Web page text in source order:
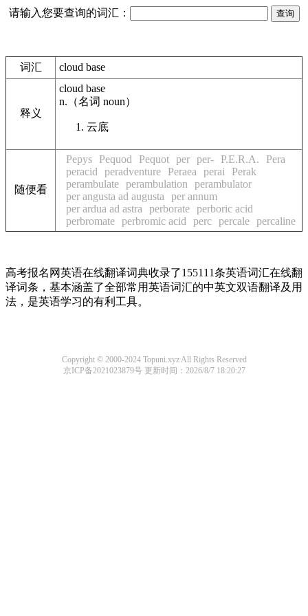
请输入您要查询的词汇：
词汇 cloud base
释义
cloud base
n. （名词 noun）
云底
随便看
Pepys Pequod Pequot per per- P.E.R.A.
Pera
peracid
peradventure Peraea perai
Perak
perambulate perambulation
perambulator
per angusta ad augusta
per annum
per ardua ad astra
perborate perboric acid
perbromate perbromic acid perc percale percaline
高考报名网英语在线翻译词典收录了155111条英语词汇在线翻
译词条，基本涵盖了全部常用英语词汇的中英文双语翻译及用
法，是英语学习的有利工具。
Copyright © 2000-2024 Topuni.xyz All Rights Reserved
京ICP备2021023879号更新时间：2026/8/7 18:20:27